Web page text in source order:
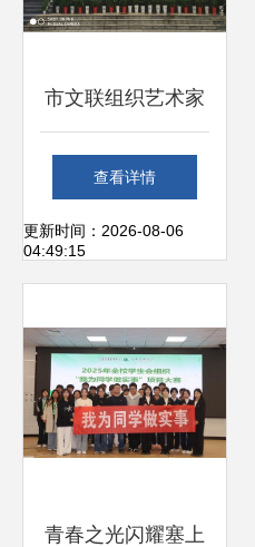
市文联组织艺术家
参加2018年宜昌
市“三下乡”集中服
术交流
查看详情
更新时间：2026-08-06
04:49:15
青春之光闪耀塞上